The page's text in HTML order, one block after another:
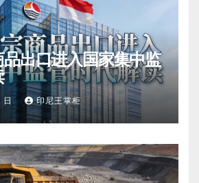
出口进入国家集中监
印尼王掌柜